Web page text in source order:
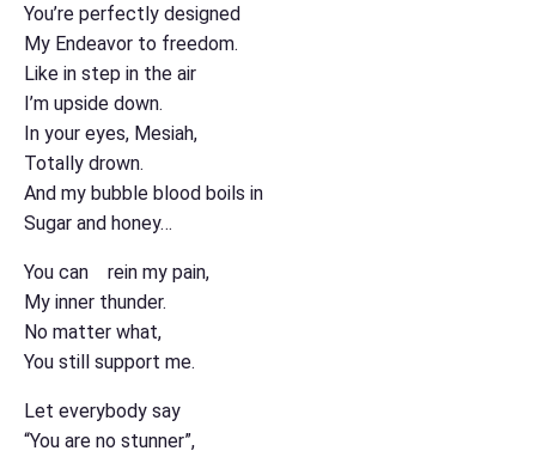
You’re perfectly designed
My Endeavor to freedom.
Like in step in the air
I’m upside down.
In your eyes, Mesiah,
Totally drown.
And my bubble blood boils in
Sugar and honey…
You can rein my pain,
My inner thunder.
No matter what,
You still support me.
Let everybody say
“You are no stunner”,